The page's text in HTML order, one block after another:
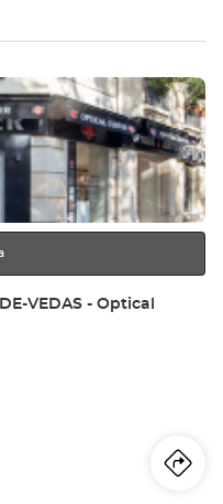
VEDAS - Optical
a